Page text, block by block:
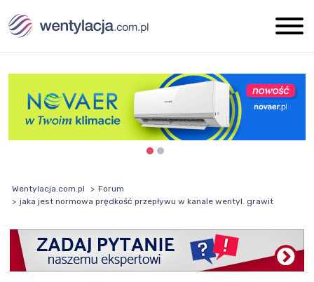
Wentylacja.com.pl
Forum
jaka jest normowa prędkość przepływu w kanale wentyl. grawit